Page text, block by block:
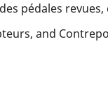
pédales
and